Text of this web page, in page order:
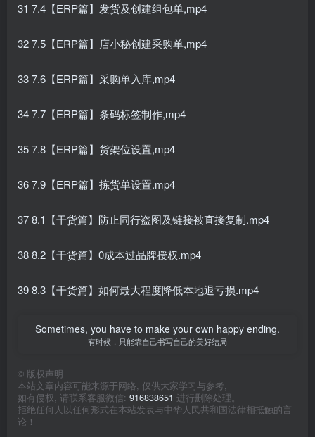
31 7.4【ERP篇】发货及创建组包单,mp4
32 7.5【ERP篇】店小秘创建采购单,mp4
33 7.6【ERP篇】采购单入库,mp4
34 7.7【ERP篇】条码标签制作,mp4
35 7.8【ERP篇】货架位设置,mp4
36 7.9【ERP篇】拣货单设置.mp4
37 8.1【干货篇】防止同行盗图及链接被直接复制.mp4
38 8.2【干货篇】0成本过品牌授权.mp4
39 8.3【干货篇】如何最大程度降低本地退亏损.mp4
Sometimes, you have to make your own happy ending.
有时候，只能靠自己书写自己的美好结局
© 版权声明
本站文章内容可能来源于网络, 仅供大家学习与参考,
如有侵权, 请联系客服微信: 916838651 进行删除处理。
拒绝任何人以任何形式在本站发表与中华人民共和国法律相抵触的言
论！